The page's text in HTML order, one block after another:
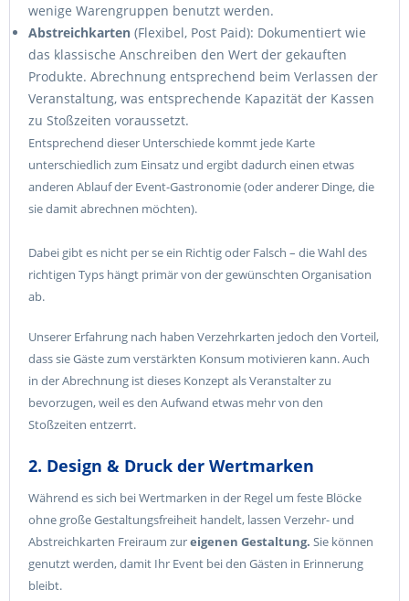
wenige Warengruppen benutzt werden.
Abstreichkarten (Flexibel, Post Paid): Dokumentiert wie
das klassische Anschreiben den Wert der gekauften
Produkte. Abrechnung entsprechend beim Verlassen der
Veranstaltung, was entsprechende Kapazität der Kassen
zu Stoßzeiten voraussetzt.
Entsprechend dieser Unterschiede kommt jede Karte
unterschiedlich zum Einsatz und ergibt dadurch einen etwas
anderen Ablauf der Event-Gastronomie (oder anderer Dinge, die
sie damit abrechnen möchten).
Dabei gibt es nicht per se ein Richtig oder Falsch – die Wahl des
richtigen Typs hängt primär von der gewünschten Organisation
ab.
Unserer Erfahrung nach haben Verzehrkarten jedoch den Vorteil,
dass sie Gäste zum verstärkten Konsum motivieren kann. Auch
in der Abrechnung ist dieses Konzept als Veranstalter zu
bevorzugen, weil es den Aufwand etwas mehr von den
Stoßzeiten entzerrt.
2. Design & Druck der Wertmarken
Während es sich bei Wertmarken in der Regel um feste Blöcke
ohne große Gestaltungsfreiheit handelt, lassen Verzehr- und
Abstreichkarten Freiraum zureigenen Gestaltung. Sie können
genutzt werden, damit Ihr Event bei den Gästen in Erinnerung
bleibt.